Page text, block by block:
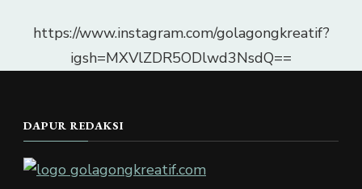
https://www.instagram.com/golagongkreatif?
igsh=MXVlZDR5ODlwd3NsdQ==
DAPUR REDAKSI